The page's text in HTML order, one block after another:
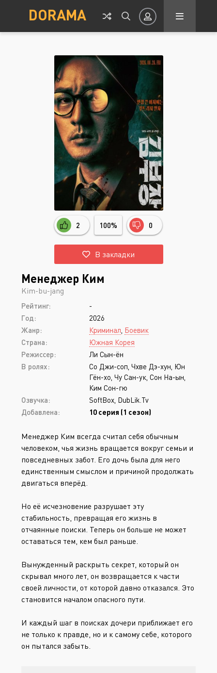
DORAMA
Авторизация
Запомнить
ВОЙТИ НА САЙТ
Регистрация Восстановить пароль
Или войти через
2 100% 0
В закладки
Менеджер Ким
Kim-bu-jang
Рейтинг:
-
Год:
2026
Жанр:
Криминал Боевик
Страна:
Южная Корея
Режиссер:
Ли Сын-ён
В ролях:
Со Джи-соп, Чхве Дэ-хун, Юн
Гён-хо, Чу Сан-ук, Сон На-ын,
Ким Сон-гю
Озвучка:
SoftBox, DubLik.Tv
Добавлена:
10 серия (1 сезон)
Менеджер Ким всегда считал себя обычным
человеком, чья жизнь вращается вокруг семьи и
повседневных забот. Его дочь была для него
единственным смыслом и причиной продолжать
двигаться вперёд.
Но её исчезновение разрушает эту
стабильность, превращая его жизнь в
отчаянные поиски. Теперь он больше не может
оставаться тем, кем был раньше.
Вынужденный раскрыть секрет, который он
скрывал много лет, он возвращается к части
своей личности, от которой давно отказался. Это
становится началом опасного пути.
И каждый шаг в поисках дочери приближает его
не только к правде, но и к самому себе, которого
он пытался забыть.